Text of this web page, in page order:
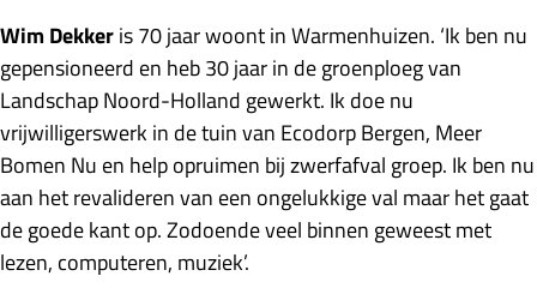
Wim Dekkeris 70 jaar woont in Warmenhuizen. ‘Ik ben nu
gepensioneerd en heb 30 jaar in de groenploeg van
Landschap Noord-Holland gewerkt. Ik doe nu
vrijwilligerswerk in de tuin van Ecodorp Bergen, Meer
Bomen Nu en help opruimen bij zwerfafval groep. Ik ben nu
aan het revalideren van een ongelukkige val maar het gaat
de goede kant op. Zodoende veel binnen geweest met
lezen, computeren, muziek’.